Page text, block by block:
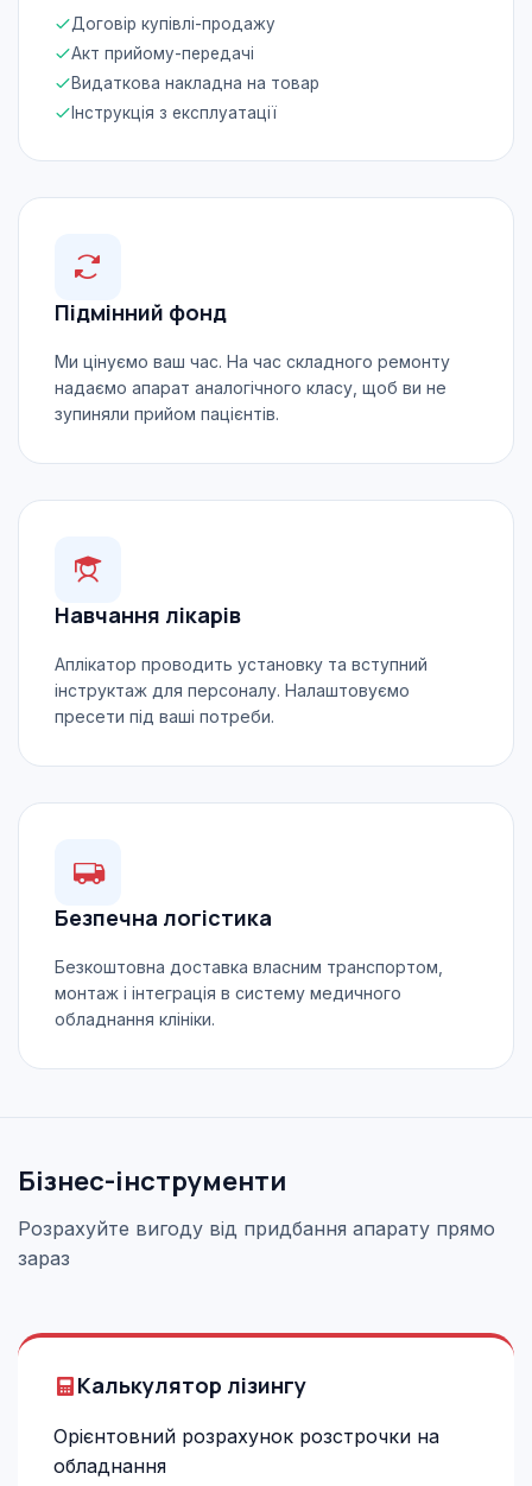
Договір купівлі-продажу
Акт прийому-передачі
Видаткова накладна на товар
Інструкція з експлуатації
Підмінний фонд
Ми цінуємо ваш час. На час складного ремонту
надаємо апарат аналогічного класу, щоб ви не
зупиняли прийом пацієнтів.
Навчання лікарів
Аплікатор проводить установку та вступний
інструктаж для персоналу. Налаштовуємо
пресети під ваші потреби.
Безпечна логістика
Безкоштовна доставка власним транспортом,
монтаж і інтеграція в систему медичного
обладнання клініки.
Бізнес-інструменти
Розрахуйте вигоду від придбання апарату прямо
зараз
Калькулятор лізингу
Орієнтовний розрахунок розстрочки на
обладнання